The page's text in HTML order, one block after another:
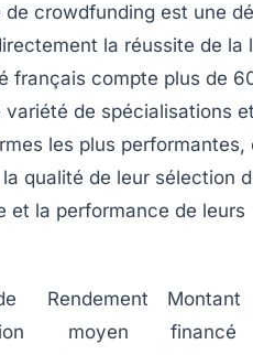
crowdfunding est une
la réussite de la
français compte plus de
de spécialisations
les plus performantes,
qualité de leur sélection
et la performance de leurs
Rendement
moyen
Montant
financé